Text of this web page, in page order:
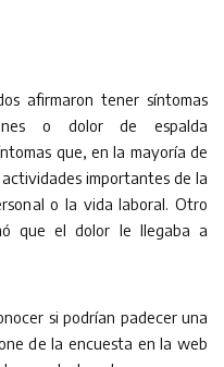
afirmaron tener síntomas
o dolor de espalda
que, en la mayoría de
importantes de la
o la vida laboral. Otro
que el dolor le llegaba a
si podrían padecer una
de la encuesta en la web